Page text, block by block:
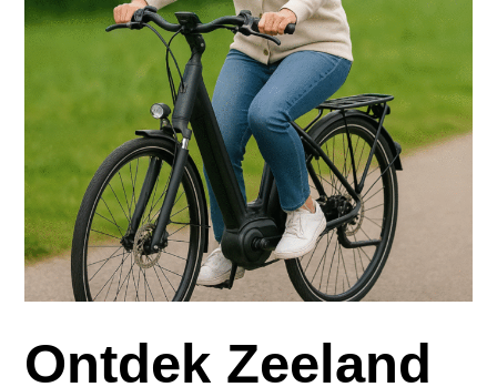
Ontdek Zeeland